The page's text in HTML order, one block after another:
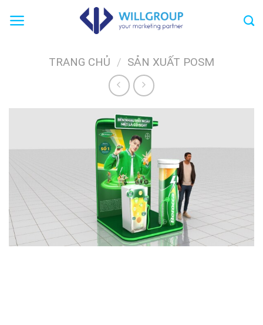
đến
TRANG CHỦ / SẢN XUẤT POSM